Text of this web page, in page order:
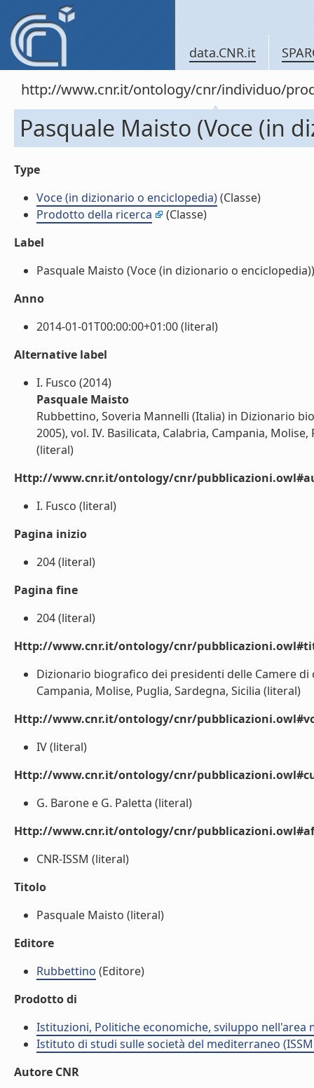
data.CNR.it
http://www.cnr.it/ontology/cnr/individuo/
Pasquale Maisto (Voce (in
Type
Voce (in dizionario o enciclopedia)(Classe)
Prodotto della ricerca
(Classe)
Label
Pasquale Maisto (Voce (in dizionario o
Anno
2014-01-01T00:00:00+01:00 (literal)
Alternative label
I. Fusco (2014)
Pasquale Maisto
Rubbettino, Soveria Mannelli (Italia) in Dizionario
2005), vol. IV. Basilicata, Calabria, Campania,
(literal)
Http://www.cnr.it/ontology/cnr/
I. Fusco (literal)
Pagina inizio
204 (literal)
Pagina fine
204 (literal)
Http://www.cnr.it/ontology/cnr/
Dizionario biografico dei presidenti delle Camere di
Campania, Molise, Puglia, Sardegna, Sicilia (literal)
Http://www.cnr.it/ontology/cnr/
IV (literal)
Http://www.cnr.it/ontology/cnr/
G. Barone e G. Paletta (literal)
Http://www.cnr.it/ontology/cnr/
CNR-ISSM (literal)
Titolo
Pasquale Maisto (literal)
Editore
Rubbettino (Editore)
Prodotto di
Istituzioni, Politiche economiche, sviluppo nell'area
Istituto di studi sulle società del mediterraneo
Autore CNR